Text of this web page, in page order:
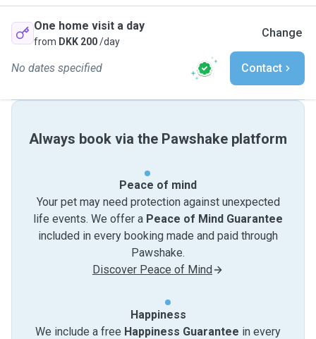
One home visit a day
from DKK 200/day
Change
No dates specified Contact
Always book via the Pawshake platform
Peace of mind
Your pet may need protection against unexpected
life events. We offer a Peace of Mind Guarantee
included in every booking made and paid through
Pawshake.
Discover Peace of Mind
Happiness
We include a free Happiness Guarantee in every